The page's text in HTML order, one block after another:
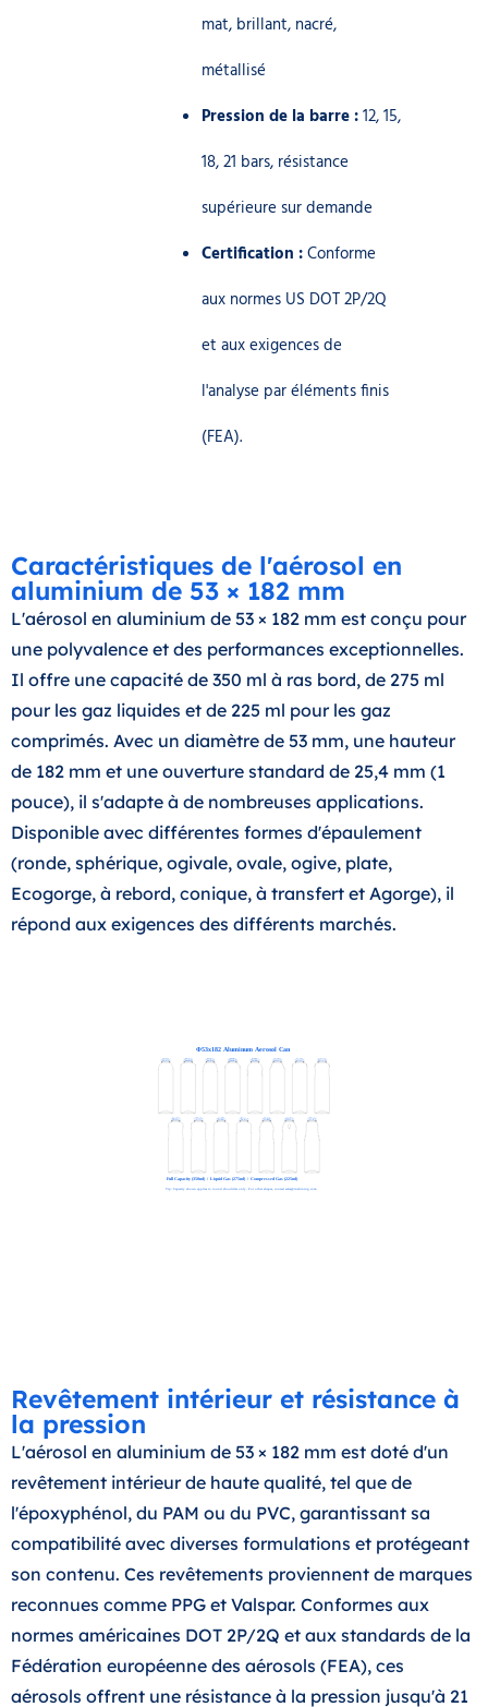
mat, brillant, nacré,
métallisé
Pression de la barre :12, 15,
18, 21 bars, résistance
supérieure sur demande
Certification :Conforme
aux normes US DOT 2P/2Q
et aux exigences de
l'analyse par éléments finis
(FEA).
Caractéristiques de l'aérosol en
aluminium de 53 × 182 mm
L'aérosol en aluminium de 53 × 182 mm est conçu pour
une polyvalence et des performances exceptionnelles.
Il offre une capacité de 350 ml à ras bord, de 275 ml
pour les gaz liquides et de 225 ml pour les gaz
comprimés. Avec un diamètre de 53 mm, une hauteur
de 182 mm et une ouverture standard de 25,4 mm (1
pouce), il s'adapte à de nombreuses applications.
Disponible avec différentes formes d'épaulement
(ronde, sphérique, ogivale, ovale, ogive, plate,
Ecogorge, à rebord, conique, à transfert et Agorge), il
répond aux exigences des différents marchés.
Revêtement intérieur et résistance à
la pression
L'aérosol en aluminium de 53 × 182 mm est doté d'un
revêtement intérieur de haute qualité, tel que de
l'époxyphénol, du PAM ou du PVC, garantissant sa
compatibilité avec diverses formulations et protégeant
son contenu. Ces revêtements proviennent de marques
reconnues comme PPG et Valspar. Conformes aux
normes américaines DOT 2P/2Q et aux standards de la
Fédération européenne des aérosols (FEA), ces
aérosols offrent une résistance à la pression jusqu'à 21